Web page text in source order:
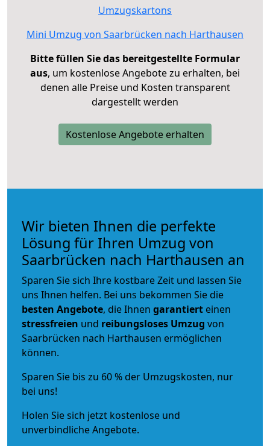
Umzugskartons
Mini Umzug von Saarbrücken nach Harthausen
Bitte füllen Sie das bereitgestellte Formular
aus, um kostenlose Angebote zu erhalten, bei
denen alle Preise und Kosten transparent
dargestellt werden
Kostenlose Angebote erhalten
Wir bieten Ihnen die perfekte
Lösung für Ihren Umzug von
Saarbrücken nach Harthausen an
Sparen Sie sich Ihre kostbare Zeit und lassen Sie
uns Ihnen helfen. Bei uns bekommen Sie die
besten Angebote, die Ihnen garantiert einen
stressfreien und reibungsloses Umzug von
Saarbrücken nach Harthausen ermöglichen
können.
Sparen Sie bis zu 60 % der Umzugskosten, nur
bei uns!
Holen Sie sich jetzt kostenlose und
unverbindliche Angebote.